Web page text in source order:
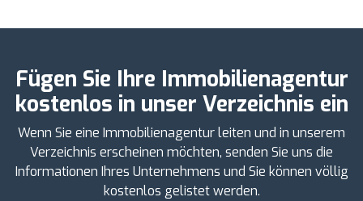
Fügen Sie Ihre Immobilienagentur
kostenlos in unser Verzeichnis ein
Wenn Sie eine Immobilienagentur leiten und in unserem
Verzeichnis erscheinen möchten, senden Sie uns die
Informationen Ihres Unternehmens und Sie können völlig
kostenlos gelistet werden.